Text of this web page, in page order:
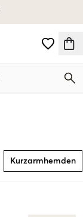
Kurzarmhemden